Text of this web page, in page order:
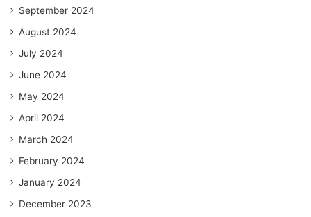
September 2024
August 2024
July 2024
June 2024
May 2024
April 2024
March 2024
February 2024
January 2024
December 2023